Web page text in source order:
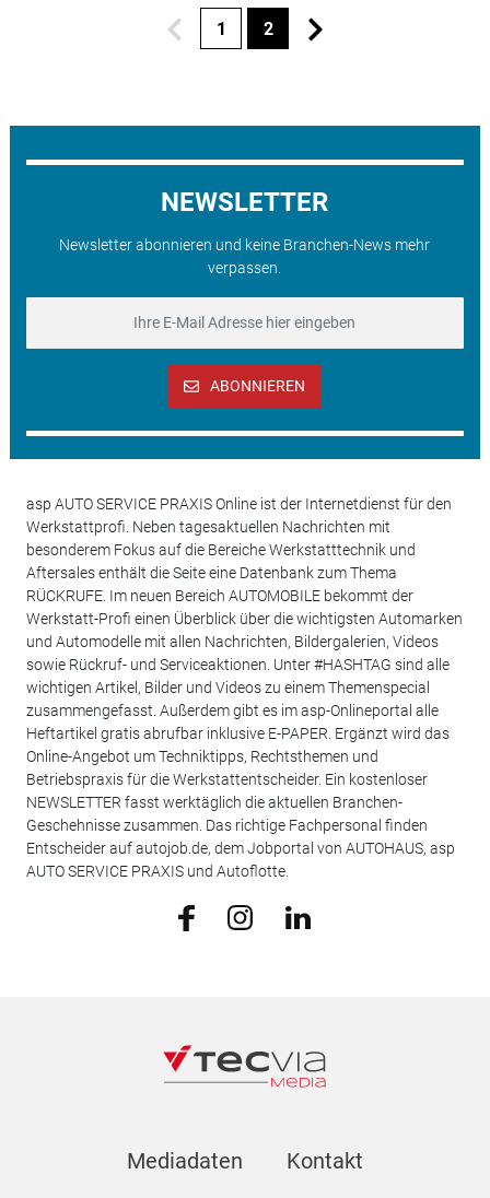
1 2
NEWSLETTER
Newsletter abonnieren und keine Branchen-News mehr
verpassen.
ABONNIEREN
asp AUTO SERVICE PRAXIS Online ist der Internetdienst für den
Werkstattprofi. Neben tagesaktuellen Nachrichten mit
besonderem Fokus auf die Bereiche Werkstatttechnik und
Aftersales enthält die Seite eine Datenbank zum Thema
RÜCKRUFE. Im neuen Bereich AUTOMOBILE bekommt der
Werkstatt-Profi einen Überblick über die wichtigsten Automarken
und Automodelle mit allen Nachrichten, Bildergalerien, Videos
sowie Rückruf- und Serviceaktionen. Unter #HASHTAG sind alle
wichtigen Artikel, Bilder und Videos zu einem Themenspecial
zusammengefasst. Außerdem gibt es im asp-Onlineportal alle
Heftartikel gratis abrufbar inklusive E-PAPER. Ergänzt wird das
Online-Angebot um Techniktipps, Rechtsthemen und
Betriebspraxis für die Werkstattentscheider. Ein kostenloser
NEWSLETTER fasst werktäglich die aktuellen Branchen-
Geschehnisse zusammen. Das richtige Fachpersonal finden
Entscheider auf autojob.de, dem Jobportal von AUTOHAUS, asp
AUTO SERVICE PRAXIS und Autoflotte.
Mediadaten Kontakt